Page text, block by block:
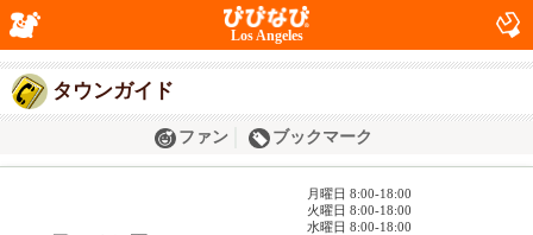
Los Angeles
タウンガイド
ファン ブックマーク
月曜日 8:00-18:00
火曜日 8:00-18:00
水曜日 8:00-18:00